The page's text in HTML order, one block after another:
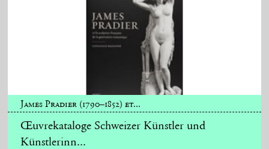
James Pradier (1790–1852) et...
Œuvrekataloge Schweizer Künstler und
Künstlerinn...